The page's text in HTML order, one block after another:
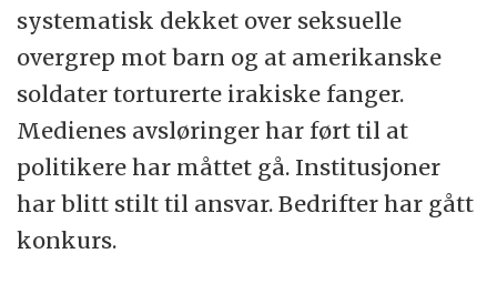
systematisk dekket over seksuelle
overgrep mot barn og at amerikanske
soldater torturerte irakiske fanger.
Medienes avsløringer har ført til at
politikere har måttet gå. Institusjoner
har blitt stilt til ansvar. Bedrifter har gått
konkurs.